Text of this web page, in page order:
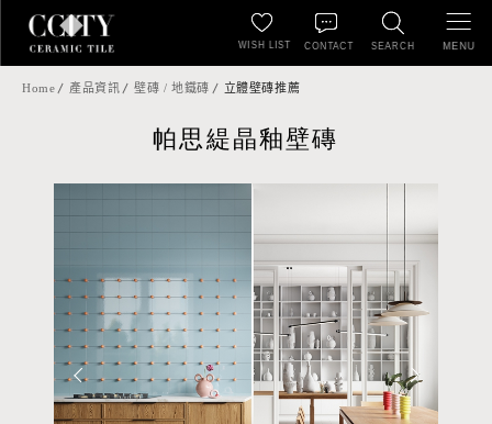
SEARCH
WISH LIST CONTACT MENU
Home 產品資訊 壁磚 / 地鐵磚 立體壁磚推薦
帕思緹晶釉壁磚